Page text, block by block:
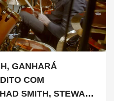
GANHARÁ
COM
SMITH, STEWART